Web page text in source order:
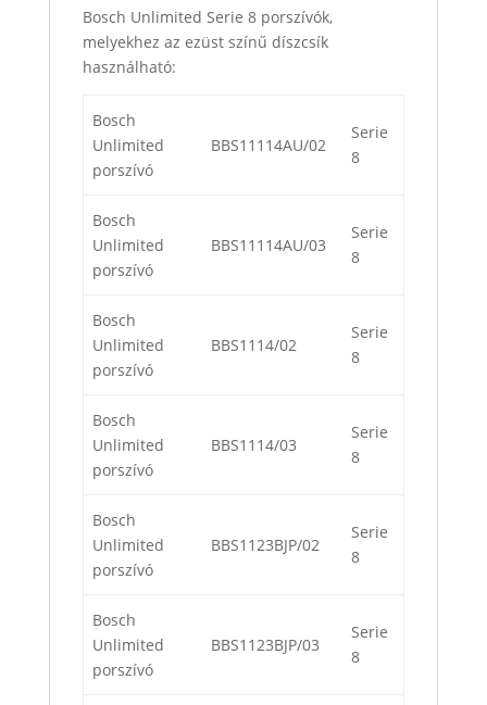
Bosch Unlimited Serie 8 porszívók,
melyekhez az ezüst színű díszcsík
használható:
Bosch
Unlimited
porszívó
BBS11114AU/02
Serie
8
Bosch
Unlimited
porszívó
BBS11114AU/03
Serie
8
Bosch
Unlimited
porszívó
BBS1114/02
Serie
8
Bosch
Unlimited
porszívó
BBS1114/03
Serie
8
Bosch
Unlimited
porszívó
BBS1123BJP/02
Serie
8
Bosch
Unlimited
porszívó
BBS1123BJP/03
Serie
8